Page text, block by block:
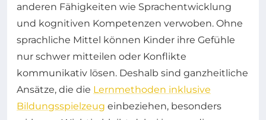
anderen Fähigkeiten wie Sprachentwicklung
und kognitiven Kompetenzen verwoben. Ohne
sprachliche Mittel können Kinder ihre Gefühle
nur schwer mitteilen oder Konflikte
kommunikativ lösen. Deshalb sind ganzheitliche
Ansätze, die die Lernmethoden inklusive
Bildungsspielzeug einbeziehen, besonders